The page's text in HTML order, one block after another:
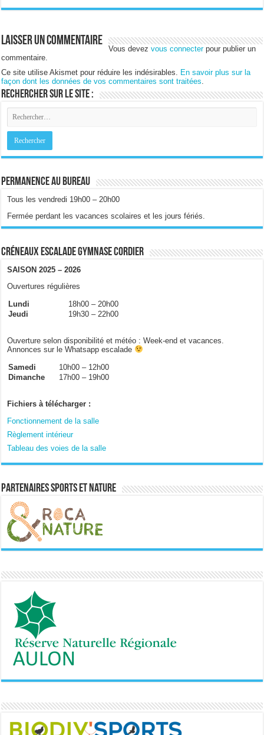
Laisser un commentaire
Vous devezvous connecterpour publier un
commentaire.
Ce site utilise Akismet pour réduire les indésirables.
En savoir plus sur la
façon dont les données de vos commentaires sont traitées
Rechercher sur le site :
Permanence au bureau
Tous les vendredi 19h00 – 20h00
Fermée perdant les vacances scolaires et les jours fériés.
Créneaux escalade gymnase Cordier
SAISON 2025 – 2026
Ouvertures régulières
Lundi
18h00 – 20h00
Jeudi
19h30 – 22h00
Ouverture selon disponibilité et météo : Week-end et vacances.
Annonces sur le Whatsapp escalade
Samedi
10h00 – 12h00
Dimanche
17h00 – 19h00
Fichiers à télécharger :
Fonctionnement de la salle
Règlement intérieur
Tableau des voies de la salle
Partenaires sports et nature